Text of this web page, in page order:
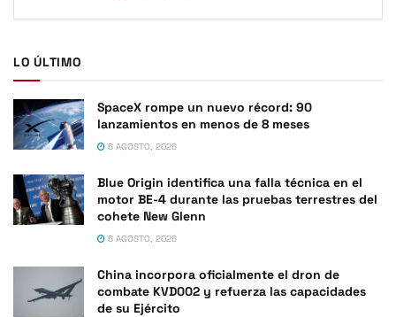
LO ÚLTIMO
SpaceX rompe un nuevo récord: 90
lanzamientos en menos de 8 meses
6 AGOSTO, 2026
Blue Origin identifica una falla técnica en el
motor BE-4 durante las pruebas terrestres del
cohete New Glenn
6 AGOSTO, 2026
China incorpora oficialmente el dron de
combate KVD002 y refuerza las capacidades
de su Ejército